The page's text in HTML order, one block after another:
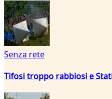
Senza rete
Tifosi troppo rabbiosi e